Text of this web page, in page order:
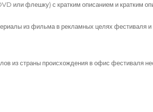
или флешку) с кратким описанием и кратким
из фильма в рекламных целях фестиваля
из страны происхождения в офис фестиваля